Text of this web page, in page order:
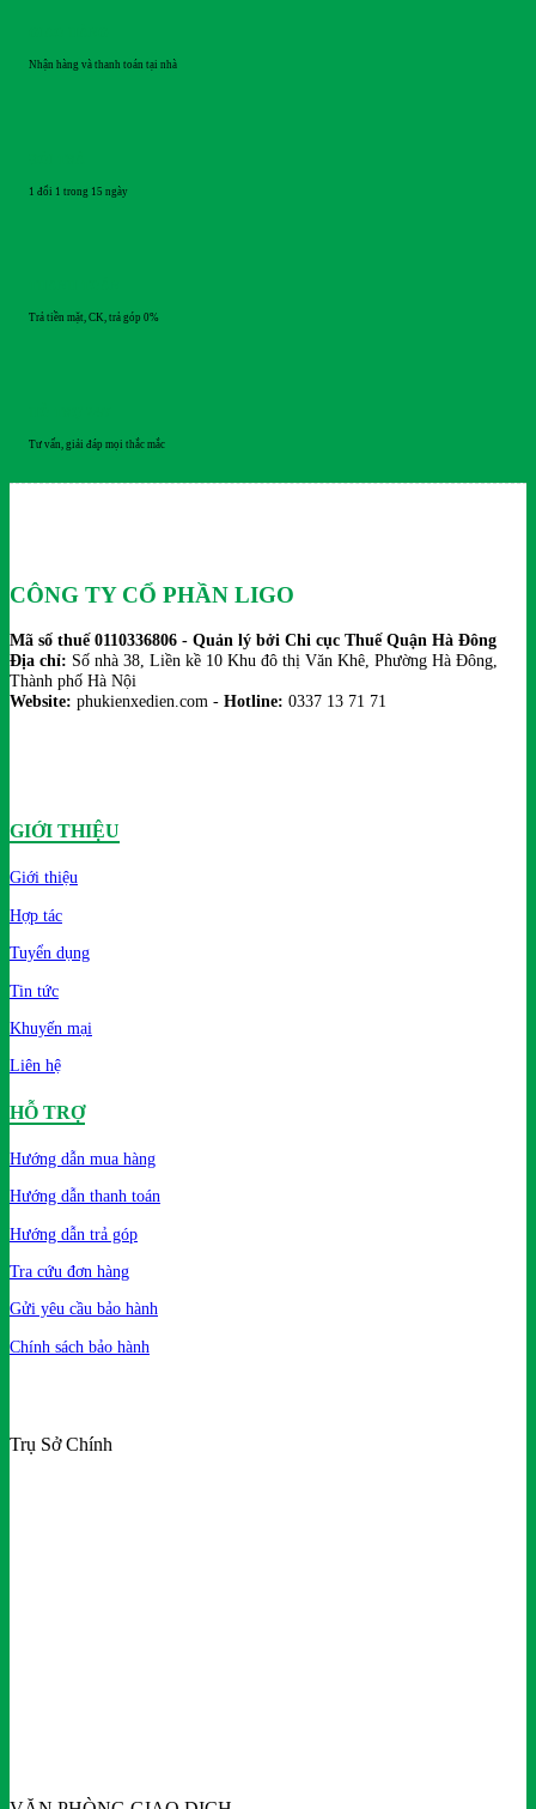
Nhận hàng và thanh toán tại nhà
1 đổi 1 trong 15 ngày
Trả tiền mặt, CK, trả góp 0%
Tư vấn, giải đáp mọi thắc mắc
CÔNG TY CỔ PHẦN LIGO
Mã số thuế 0110336806 - Quản lý bởi Chi cục Thuế Quận Hà Đông
Địa chỉ: Số nhà 38, Liền kề 10 Khu đô thị Văn Khê, Phường Hà Đông,
Thành phố Hà Nội
Website: phukienxedien.com - Hotline: 0337 13 71 71
GIỚI THIỆU
Giới thiệu
Hợp tác
Tuyển dụng
Tin tức
Khuyến mại
Liên hệ
HỖ TRỢ
Hướng dẫn mua hàng
Hướng dẫn thanh toán
Hướng dẫn trả góp
Tra cứu đơn hàng
Gửi yêu cầu bảo hành
Chính sách bảo hành
Trụ Sở Chính